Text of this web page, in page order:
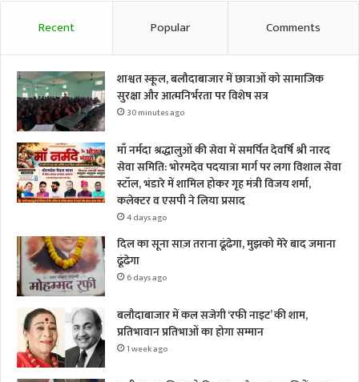
Recent Popular Comments
शाश्वत स्कूल, बलौदाबाजार में छात्राओं को सामाजिक
सुरक्षा और आत्मनिर्भरता पर विशेष सत्र
30 minutes ago
माँ नर्मदा श्रद्धालुओं की सेवा में समर्पित देवर्षि श्री नारद
सेवा समिति: भोरमदेव पदयात्रा मार्ग पर लगा विशाल सेवा
स्टॉल, भंडारे में शामिल होकर गृह मंत्री विजय शर्मा,
कलेक्टर व एसपी ने लिया प्रसाद
4 days ago
दिल का सूना साज़ तराना ढूंढेगा, मुझको मेरे बाद जमाना
ढूंढेगा
6 days ago
बलौदाबाजार में कल सजेगी ‘रफी नाइट’ की शाम,
प्रतिभावान प्रतिभाओं का होगा सम्मान
1 week ago